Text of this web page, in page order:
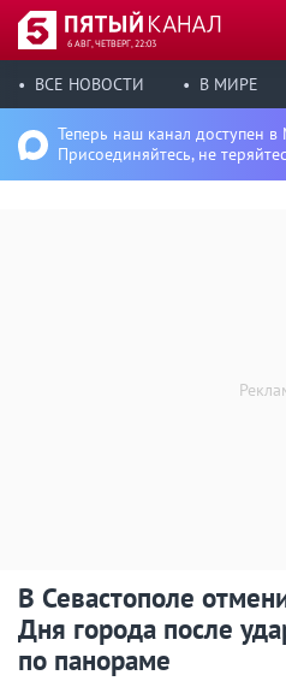
6 АВГ, ЧЕТВЕРГ, 22:03
ВСЕ НОВОСТИ В МИРЕ
Теперь наш канал доступен в
Присоединяйтесь, не
В Севастополе
Дня города после
по панораме